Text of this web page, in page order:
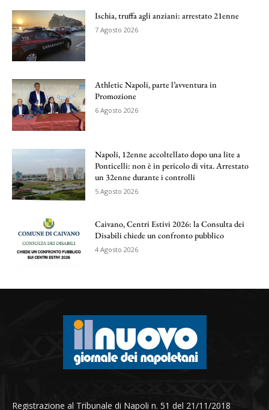
Ischia, truffa agli anziani: arrestato 21enne
7 Agosto 2026
Athletic Napoli, parte l’avventura in
Promozione
6 Agosto 2026
Napoli, 12enne accoltellato dopo una lite a
Ponticelli: non è in pericolo di vita. Arrestato
un 32enne durante i controlli
5 Agosto 2026
Caivano, Centri Estivi 2026: la Consulta dei
Disabili chiede un confronto pubblico
4 Agosto 2026
Registrazione al Tribunale di Napoli n. 51 del 21/11/2018